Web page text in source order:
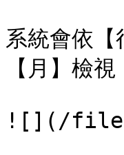
系統會依
【月】檢視
![](/